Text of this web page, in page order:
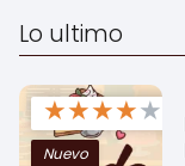
Lo ultimo
★★★★★
Nuevo